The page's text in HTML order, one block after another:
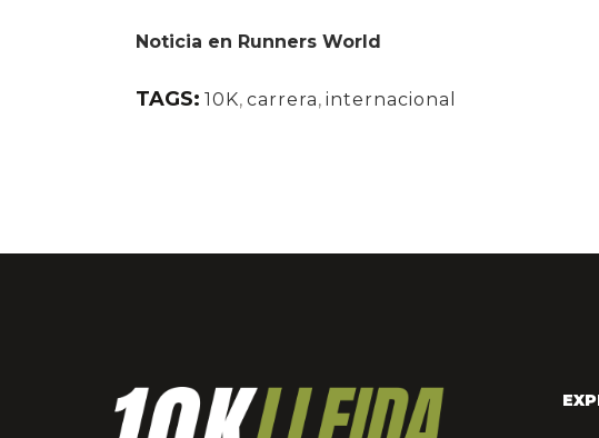
Noticia en Runners World
TAGS: 10K, carrera, internacional